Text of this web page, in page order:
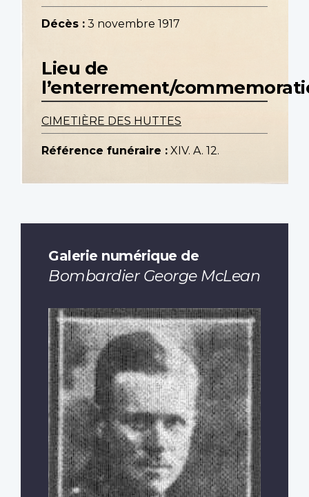
Décès : 3 novembre 1917
Lieu de
l’enterrement/
CIMETIÈRE DES HUTTES
Référence funéraire : XIV. A. 12.
Galerie numérique de
Bombardier George McLean